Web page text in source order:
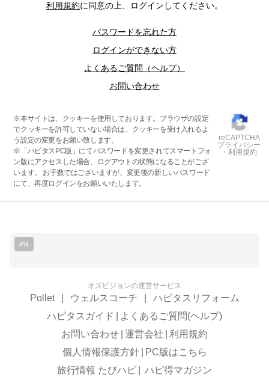
利用規約に同意の上、ログインしてください。
パスワードを忘れた方
ログインができない方
よくあるご質問（ヘルプ）
お問い合わせ
※本サイトは、クッキーを使用しております。ブラウザの設定
でクッキーを許可していない場合は、クッキーを受け入れるよ
う設定の変更をお願い致します。
※「ハピタスPC版」にてパスワードを変更されてスマートフォ
ン版にアクセスした場合、ログアウトの状態になることがござ
います。 お手数ではございますが、変更後の新しいパスワード
にて、再度ログインをお願いいたします。
reCAPTCHA
プライバシー
・利用規約
PR
オズビジョンの運営サービス
Pollet ウェルスコーチ
ハピタスリフォーム
ハピタスガイド
よくあるご質問(ヘルプ)
お問い合わせ 運営会社
利用規約
個人情報保護方針
PC版はこちら
旅行情報 たびハピ
ハピ得マガジン